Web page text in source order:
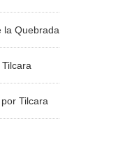
la Quebrada
Tilcara